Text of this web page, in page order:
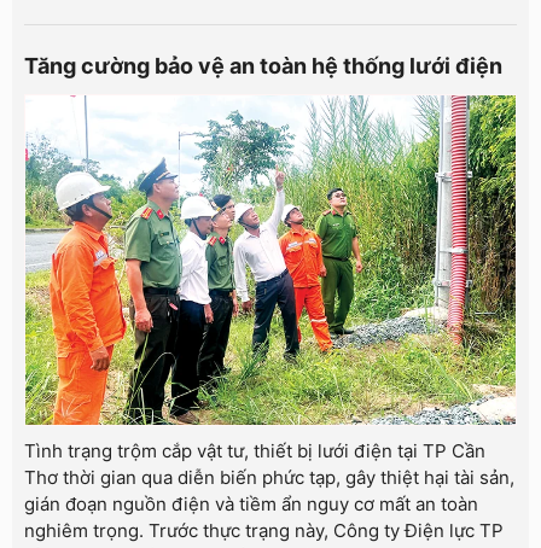
Tăng cường bảo vệ an toàn hệ thống lưới điện
Tình trạng trộm cắp vật tư, thiết bị lưới điện tại TP Cần
Thơ thời gian qua diễn biến phức tạp, gây thiệt hại tài sản,
gián đoạn nguồn điện và tiềm ẩn nguy cơ mất an toàn
nghiêm trọng. Trước thực trạng này, Công ty Điện lực TP